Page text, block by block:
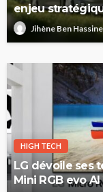
enjeu
européenne
Jihène Ben Hassine
HIGH TECH
LG dévoile ses
Mini RGB evo